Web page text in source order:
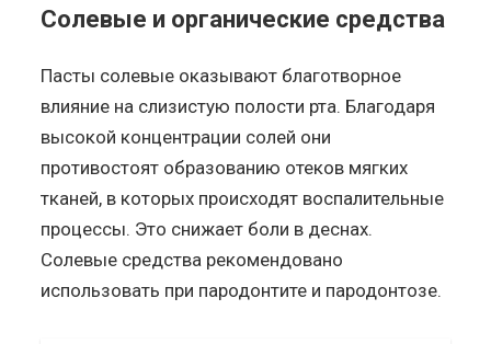
Солевые и органические средства
Пасты солевые оказывают благотворное
влияние на слизистую полости рта. Благодаря
высокой концентрации солей они
противостоят образованию отеков мягких
тканей, в которых происходят воспалительные
процессы. Это снижает боли в деснах.
Солевые средства рекомендовано
использовать при пародонтите и пародонтозе.